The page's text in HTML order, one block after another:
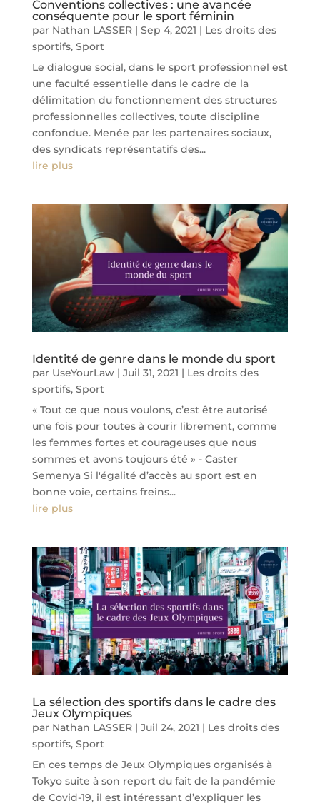
Conventions collectives : une avancée
conséquente pour le sport féminin
par Nathan LASSER| Sep 4, 2021 | Les droits des
sportifs, Sport
Le dialogue social, dans le sport professionnel est
une faculté essentielle dans le cadre de la
délimitation du fonctionnement des structures
professionnelles collectives, toute discipline
confondue. Menée par les partenaires sociaux,
des syndicats représentatifs des...
lire plus
Identité de genre dans le monde du sport
par UseYourLaw| Juil 31, 2021 | Les droits des
sportifs, Sport
« Tout ce que nous voulons, c’est être autorisé
une fois pour toutes à courir librement, comme
les femmes fortes et courageuses que nous
sommes et avons toujours été » - Caster
Semenya Si l'égalité d’accès au sport est en
bonne voie, certains freins...
lire plus
La sélection des sportifs dans le cadre des
Jeux Olympiques
par Nathan LASSER| Juil 24, 2021 | Les droits des
sportifs, Sport
En ces temps de Jeux Olympiques organisés à
Tokyo suite à son report du fait de la pandémie
de Covid-19, il est intéressant d’expliquer les